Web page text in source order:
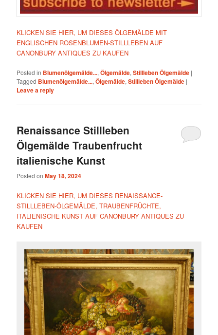
KLICKEN SIE HIER, UM DIESES ÖLGEMÄLDE MIT
ENGLISCHEN ROSENBLUMEN-STILLLEBEN AUF
CANONBURY ANTIQUES ZU KAUFEN
Posted in Blumenölgemälde...,Ölgemälde,Stillleben Ölgemälde |
Tagged Blumenölgemälde...,Ölgemälde,Stillleben Ölgemälde |
Leave a reply
Renaissance Stillleben
Ölgemälde Traubenfrucht
italienische Kunst
Posted onMay 18, 2024
KLICKEN SIE HIER, UM DIESES RENAISSANCE-
STILLLEBEN-ÖLGEMÄLDE, TRAUBENFRÜCHTE,
ITALIENISCHE KUNST AUF CANONBURY ANTIQUES ZU
KAUFEN